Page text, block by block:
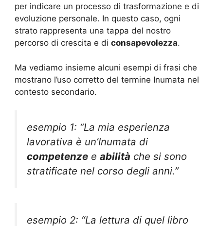
per indicare un processo di trasformazione e di
evoluzione personale. In questo caso, ogni
strato rappresenta una tappa del nostro
percorso di crescita e di consapevolezza.
Ma vediamo insieme alcuni esempi di frasi che
mostrano l’uso corretto del termine Inumata nel
contesto secondario.
esempio 1: “La mia esperienza
lavorativa è un’Inumata di
competenze e abilità che si sono
stratificate nel corso degli anni.”
esempio 2: “La lettura di quel libro